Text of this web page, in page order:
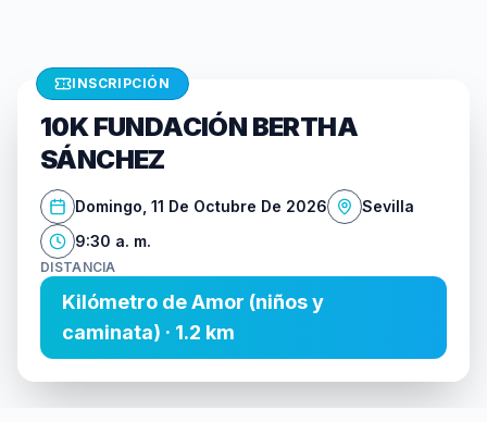
INSCRIPCIÓN
10K FUNDACIÓN BERTHA
SÁNCHEZ
Domingo, 11 De Octubre De 2026
Sevilla
9:30 a. m.
DISTANCIA
Kilómetro de Amor (niños y
caminata) · 1.2 km